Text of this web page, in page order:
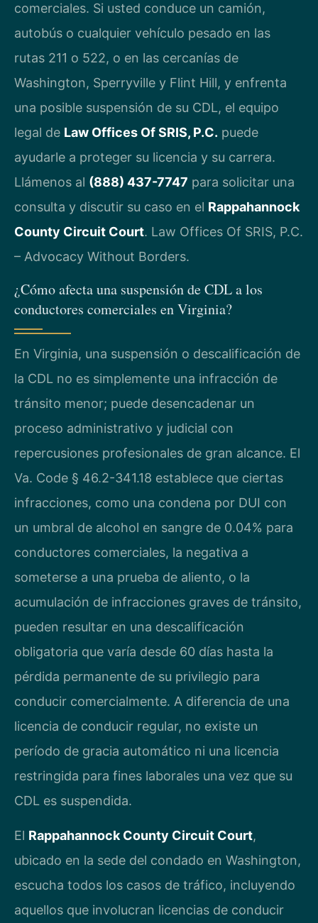
comerciales. Si usted conduce un camión,
autobús o cualquier vehículo pesado en las
rutas 211 o 522, o en las cercanías de
Washington, Sperryville y Flint Hill, y enfrenta
una posible suspensión de su CDL, el equipo
legal de Law Offices Of SRIS, P.C. puede
ayudarle a proteger su licencia y su carrera.
Llámenos al (888) 437-7747 para solicitar una
consulta y discutir su caso en el Rappahannock
County Circuit Court. Law Offices Of SRIS, P.C.
– Advocacy Without Borders.
¿Cómo afecta una suspensión de CDL a los
conductores comerciales en Virginia?
En Virginia, una suspensión o descalificación de
la CDL no es simplemente una infracción de
tránsito menor; puede desencadenar un
proceso administrativo y judicial con
repercusiones profesionales de gran alcance. El
Va. Code § 46.2-341.18 establece que ciertas
infracciones, como una condena por DUI con
un umbral de alcohol en sangre de 0.04% para
conductores comerciales, la negativa a
someterse a una prueba de aliento, o la
acumulación de infracciones graves de tránsito,
pueden resultar en una descalificación
obligatoria que varía desde 60 días hasta la
pérdida permanente de su privilegio para
conducir comercialmente. A diferencia de una
licencia de conducir regular, no existe un
período de gracia automático ni una licencia
restringida para fines laborales una vez que su
CDL es suspendida.
El Rappahannock County Circuit Court,
ubicado en la sede del condado en Washington,
escucha todos los casos de tráfico, incluyendo
aquellos que involucran licencias de conducir